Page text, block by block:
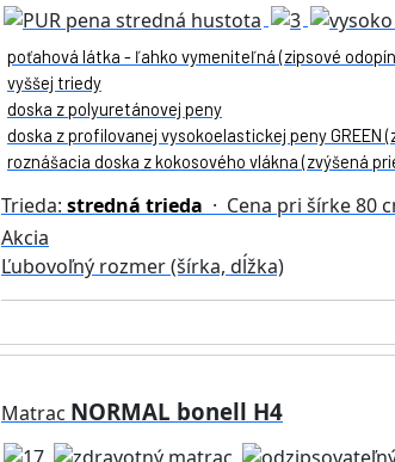
poťahová látka - ľahko vymeniteľná (zipsové
vyššej triedy
doska z polyuretánovej peny
doska z profilovanej vysokoelastickej peny
roznášacia doska z kokosového vlákna (zvýšená
Trieda: stredná trieda · Cena pri šírke 80
Akcia
Ľubovoľný rozmer (šírka, dĺžka)
Matrac NORMAL bonell H4